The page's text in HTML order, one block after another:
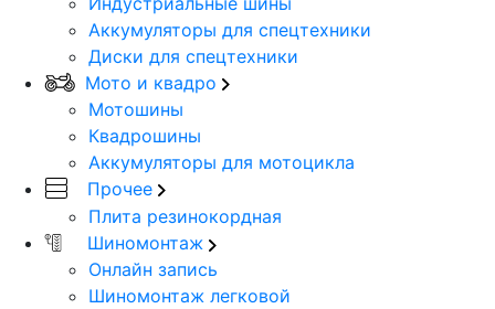
Аккумуляторы для спецтехники
Диски для спецтехники
Мото и квадро
Мотошины
Квадрошины
Аккумуляторы для мотоцикла
Прочее
Плита резинокордная
Шиномонтаж
Онлайн запись
Шиномонтаж легковой